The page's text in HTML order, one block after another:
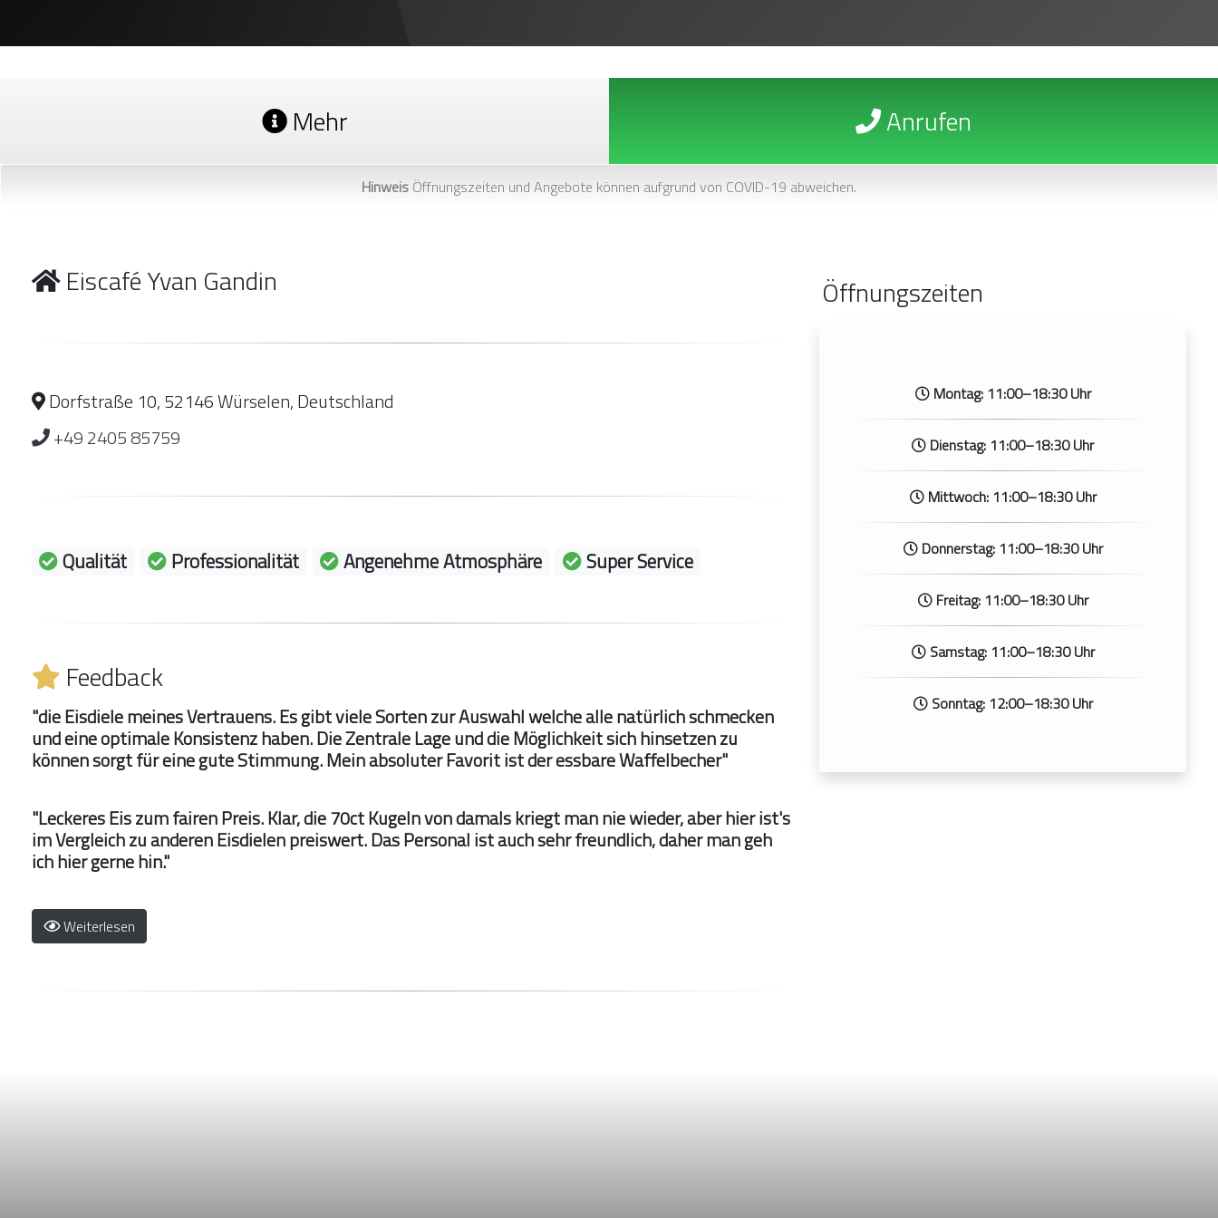
Mehr Anrufen
Hinweis Öffnungszeiten und Angebote können aufgrund von COVID-19 abweichen.
Eiscafé Yvan Gandin
Dorfstraße 10, 52146 Würselen, Deutschland
+49 2405 85759
Qualität Professionalität Angenehme Atmosphäre Super Service
Feedback
"die Eisdiele meines Vertrauens. Es gibt viele Sorten zur Auswahl welche alle natürlich schmecken
und eine optimale Konsistenz haben. Die Zentrale Lage und die Möglichkeit sich hinsetzen zu
können sorgt für eine gute Stimmung. Mein absoluter Favorit ist der essbare Waffelbecher"
"Leckeres Eis zum fairen Preis. Klar, die 70ct Kugeln von damals kriegt man nie wieder, aber hier ist's
im Vergleich zu anderen Eisdielen preiswert. Das Personal ist auch sehr freundlich, daher man geh
ich hier gerne hin."
Weiterlesen
Öffnungszeiten
Montag: 11:00–18:30 Uhr
Dienstag: 11:00–18:30 Uhr
Mittwoch: 11:00–18:30 Uhr
Donnerstag: 11:00–18:30 Uhr
Freitag: 11:00–18:30 Uhr
Samstag: 11:00–18:30 Uhr
Sonntag: 12:00–18:30 Uhr